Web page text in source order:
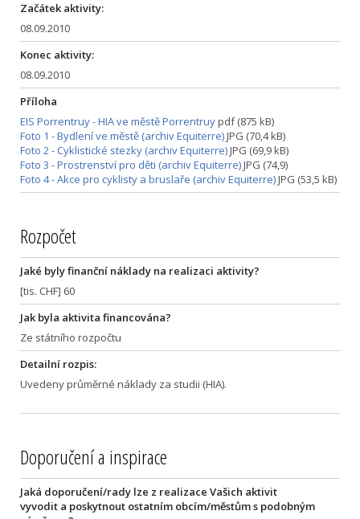
Začátek aktivity:
08.09.2010
Konec aktivity:
08.09.2010
Příloha
EIS Porrentruy - HIA ve městě Porrentruypdf (875 kB)
Foto 1 - Bydlení ve městě (archiv Equiterre)JPG (70,4 kB)
Foto 2 - Cyklistické stezky (archiv Equiterre)JPG (69,9 kB)
Foto 3 - Prostrenství pro děti (archiv Equiterre)JPG (74,9)
Foto 4 - Akce pro cyklisty a bruslaře (archiv Equiterre)JPG (53,5 kB)
Rozpočet
Jaké byly finanční náklady na realizaci aktivity?
[tis. CHF] 60
Jak byla aktivita financována?
Ze státního rozpočtu
Detailní rozpis:
Uvedeny průměrné náklady za studii (HIA).
Doporučení a inspirace
Jaká doporučení/rady lze z realizace Vašich aktivit
vyvodit a poskytnout ostatním obcím/městům s podobným